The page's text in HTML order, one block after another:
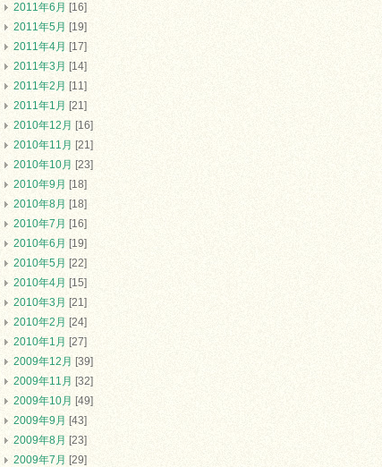
2011年6月 [16]
2011年5月 [19]
2011年4月 [17]
2011年3月 [14]
2011年2月 [11]
2011年1月 [21]
2010年12月 [16]
2010年11月 [21]
2010年10月 [23]
2010年9月 [18]
2010年8月 [18]
2010年7月 [16]
2010年6月 [19]
2010年5月 [22]
2010年4月 [15]
2010年3月 [21]
2010年2月 [24]
2010年1月 [27]
2009年12月 [39]
2009年11月 [32]
2009年10月 [49]
2009年9月 [43]
2009年8月 [23]
2009年7月 [29]